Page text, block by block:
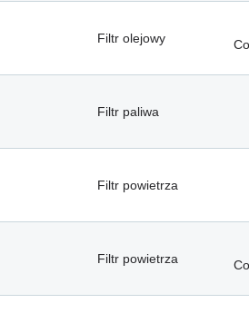
Filtr olejowy
Filtr paliwa
Filtr powietrza
Filtr powietrza